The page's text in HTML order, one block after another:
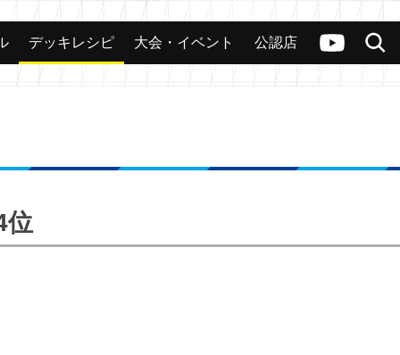
ヴァンガードch
検索
カード 大会 公認店舗 その他
デッキレシピ 大会・イベント 公認店
位